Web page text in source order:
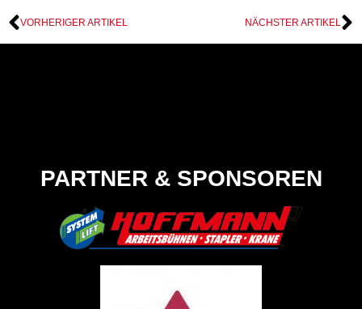
VORHERIGER ARTIKEL NÄCHSTER ARTIKEL
PARTNER & SPONSOREN